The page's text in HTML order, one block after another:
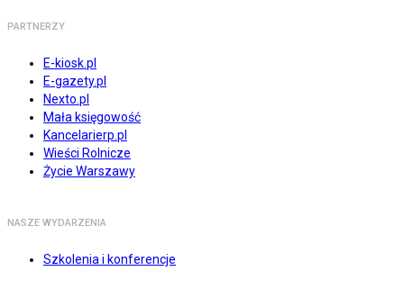
PARTNERZY
E-kiosk.pl
E-gazety.pl
Nexto.pl
Mała księgowość
Kancelarierp.pl
Wieści Rolnicze
Życie Warszawy
NASZE WYDARZENIA
Szkolenia i konferencje